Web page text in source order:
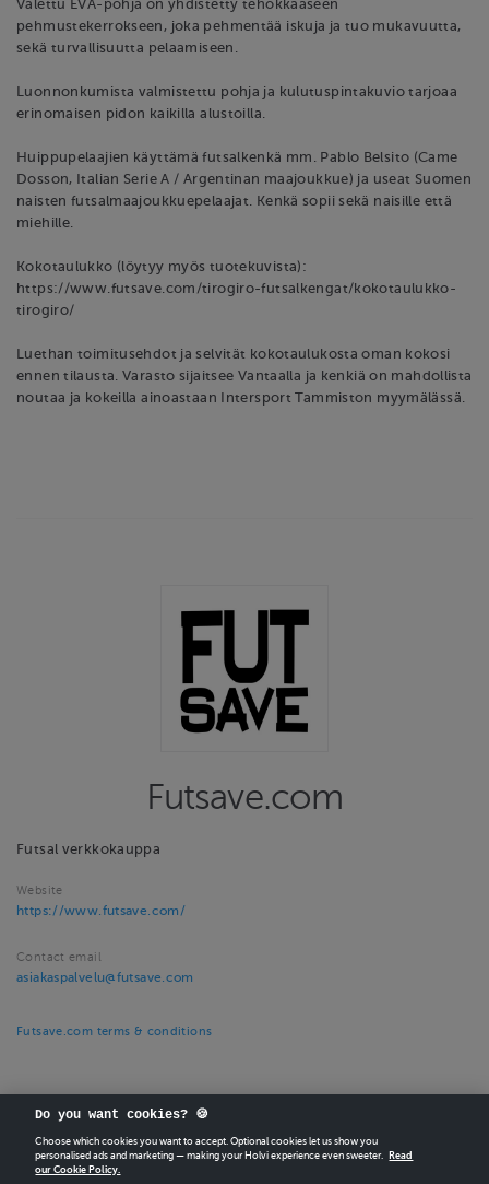
Valettu EVA-pohja on yhdistetty tehokkaaseen
pehmustekerrokseen, joka pehmentää iskuja ja tuo mukavuutta,
sekä turvallisuutta pelaamiseen.
Luonnonkumista valmistettu pohja ja kulutuspintakuvio tarjoaa
erinomaisen pidon kaikilla alustoilla.
Huippupelaajien käyttämä futsalkenkä mm. Pablo Belsito (Came
Dosson, Italian Serie A / Argentinan maajoukkue) ja useat Suomen
naisten futsalmaajoukkuepelaajat. Kenkä sopii sekä naisille että
miehille.
Kokotaulukko (löytyy myös tuotekuvista):
https://www.futsave.com/tirogiro-futsalkengat/kokotaulukko-
tirogiro/
Luethan toimitusehdot ja selvität kokotaulukosta oman kokosi
ennen tilausta. Varasto sijaitsee Vantaalla ja kenkiä on mahdollista
noutaa ja kokeilla ainoastaan Intersport Tammiston myymälässä.
Futsave.com
Futsal verkkokauppa
Website
https://www.futsave.com/
Contact email
asiakaspalvelu@futsave.com
Futsave.com terms & conditions
CREATEYOUR OWN HOLVI ONLINE STORE IN MINUTES.
Do you want cookies? 🍪
Choose which cookies you want to accept. Optional cookies let us show you
personalised ads and marketing — making your Holvi experience even sweeter.
Read
our Cookie Policy.